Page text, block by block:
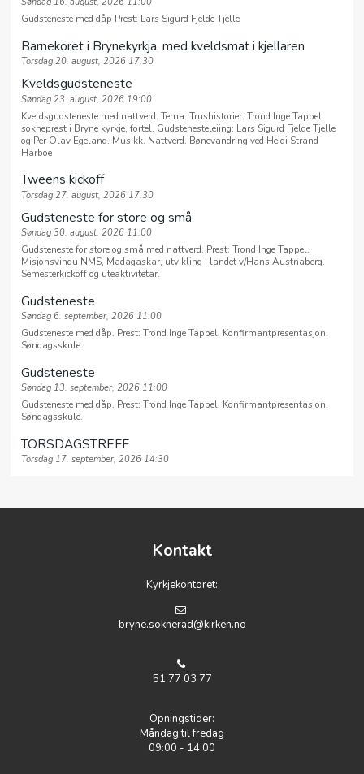
Gudsteneste med dåp Prest: Lars Sigurd Fjelde Tjelle
Barnekoret i Brynekyrkja, med kveldsmat i kjellaren
Torsdag 20. august, 2026 17:30
Kveldsgudsteneste
Søndag 23. august, 2026 19:00
Kveldsgudsteneste med nattverd. Tema: Trushistorier. Trond Inge Tappel,
sokneprest i Bryne kyrkje, fortel. Gudstenesteleiing: Lars Sigurd Fjelde Tjelle
og Per Olav Egeland. Musikk. Nattverd. Bønevandring ved Heidi Strand
Harboe
Tweens kickoff
Torsdag 27. august, 2026 17:30
Gudsteneste for store og små
Søndag 30. august, 2026 11:00
Gudsteneste for store og små med nattverd. Prest: Trond Inge Tappel.
Misjonsvindu NMS, Madagaskar, utvikling i landet v/Hans Austnaberg.
Semesterkickoff og uteaktivitetar.
Gudsteneste
Søndag 6. september, 2026 11:00
Gudsteneste med dåp. Prest: Trond Inge Tappel. Konfirmantpresentasjon.
Søndagsskule.
Gudsteneste
Søndag 13. september, 2026 11:00
Gudsteneste med dåp. Prest: Trond Inge Tappel. Konfirmantpresentasjon.
Søndagsskule.
TORSDAGSTREFF
Torsdag 17. september, 2026 14:30
Kontakt
Kyrkjekontoret:
bryne.soknerad@kirken.no
51 77 03 77
Opningstider:
Måndag til fredag
09:00 - 14:00